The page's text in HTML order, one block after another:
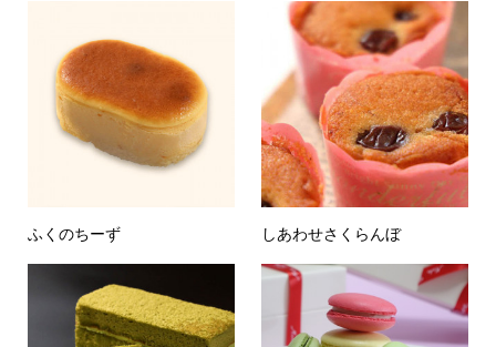
ふくのちーず しあわせさくらんぼ